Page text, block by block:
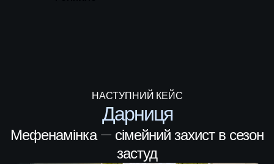
НАСТУПНИЙ КЕЙС
Дарниця
Мефенамінка — сімейний захист в сезон
застуд